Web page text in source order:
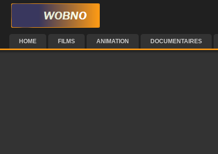
HOME FILMS ANIMATION DOCUMENTAIRES